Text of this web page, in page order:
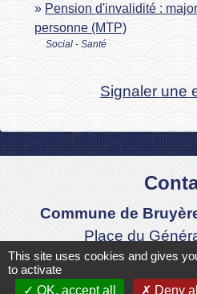
Pension d'invalidité :
personne (MTP)
Social - Santé
Signaler une
Commune de
Place du
02860 Bruyères-et-
+33 3 23
This site uses cookies and gives
to activate
OK, accept all
Deny